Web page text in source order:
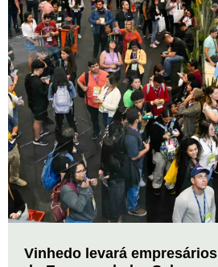
Vinhedo levará